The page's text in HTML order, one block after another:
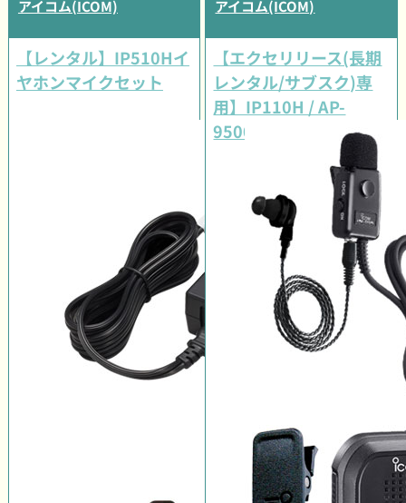
アイコム(ICOM)
【レンタル】IP510Hイ
ヤホンマイクセット
アイコム(ICOM)
【エクセリリース(長期
レンタル/サブスク)専
用】IP110H / AP-
9500#11